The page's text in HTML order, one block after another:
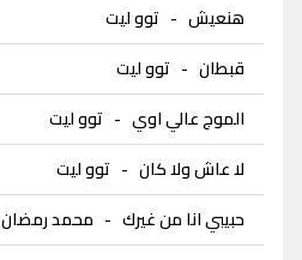
هنعيش - توو ليت
قبطان - توو ليت
الموج عالي اوي - توو ليت
لا عاش ولا كان - توو ليت
حبيبي انا من غيرك - محمد رمضان